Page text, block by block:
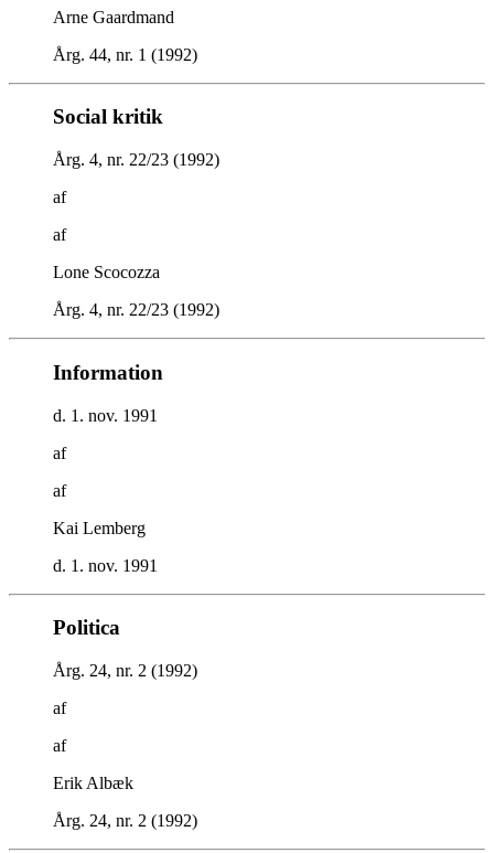
Arne Gaardmand
Årg. 44, nr. 1 (1992)
Social kritik
Årg. 4, nr. 22/23 (1992)
af
af
Lone Scocozza
Årg. 4, nr. 22/23 (1992)
Information
d. 1. nov. 1991
af
af
Kai Lemberg
d. 1. nov. 1991
Politica
Årg. 24, nr. 2 (1992)
af
af
Erik Albæk
Årg. 24, nr. 2 (1992)